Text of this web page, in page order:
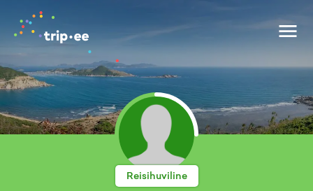
Reisihuviline